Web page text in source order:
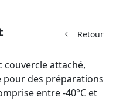
Retour
couvercle attaché,
des préparations
entre -40°C et